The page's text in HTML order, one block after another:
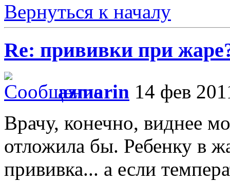
Вернуться к началу
Re: прививки при
azmarin 14 фев
Врачу, конечно, виднее
отложила бы. Ребенку в
прививка... а если